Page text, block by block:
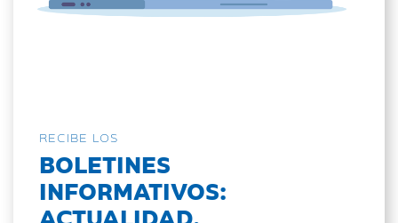
RECIBE LOS
BOLETINES
INFORMATIVOS:
ACTUALIDAD,